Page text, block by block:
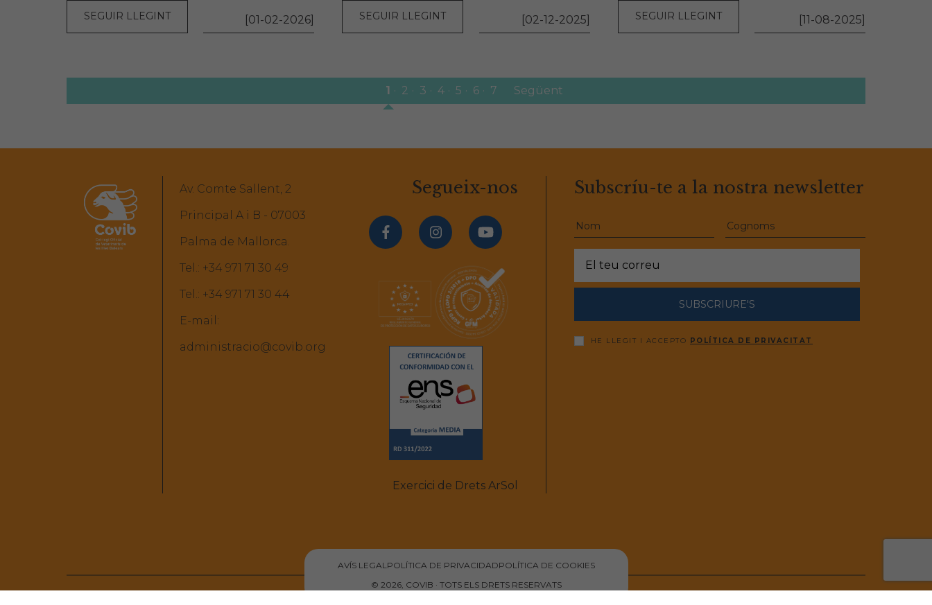
SEGUIR LLEGINT [01-02-2026] SEGUIR LLEGINT [02-12-2025] SEGUIR LLEGINT [11-08-2025]
1 2 3 4 5 6 7 Següent
Av. Comte Sallent, 2
Principal A i B - 07003
Palma de Mallorca.
Tel.: +34 971 71 30 49
Tel.: +34 971 71 30 44
E-mail:
administracio@covib.org
Segueix-nos
Exercici de Drets ArSol
Subscríu-te a la nostra newsletter
SUBSCRIURE'S
HE LLEGIT I ACCEPTO POLÍTICA DE PRIVACITAT
AVÍS LEGALPOLÍTICA DE PRIVACIDADPOLÍTICA DE COOKIES
© 2026, COVIB · TOTS ELS DRETS RESERVATS